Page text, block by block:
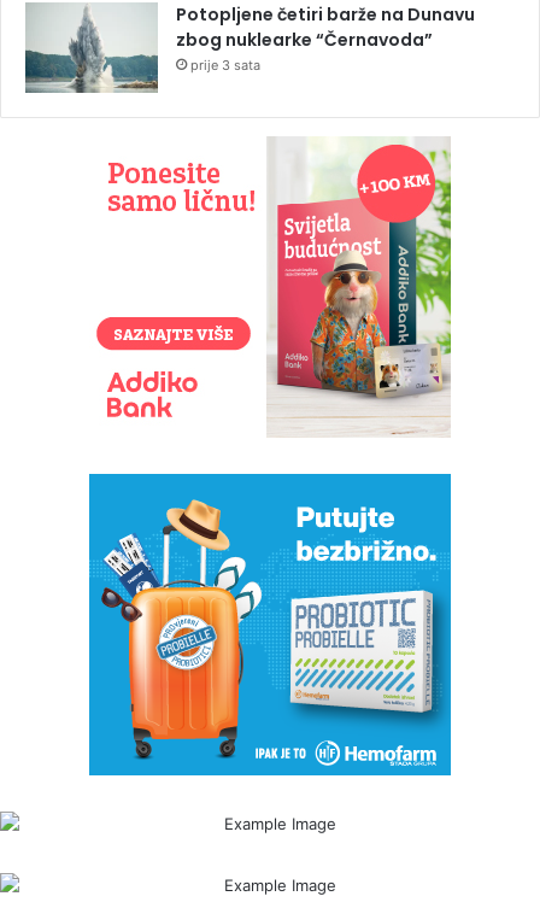
Potopljene četiri barže na Dunavu
zbog nuklearke “Černavoda”
prije 3 sata